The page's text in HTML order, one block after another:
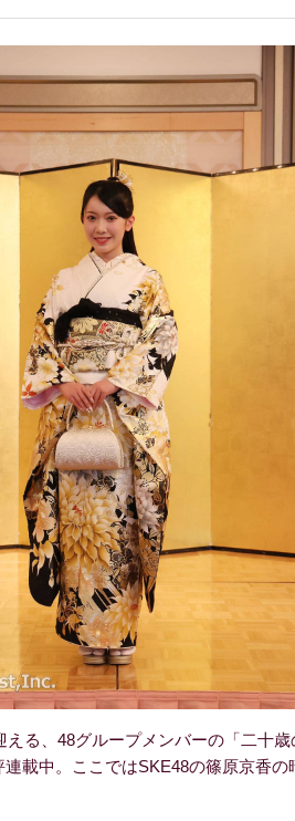
る、48グループメンバーの「二十歳
載中。ここではSKE48の篠原京香の